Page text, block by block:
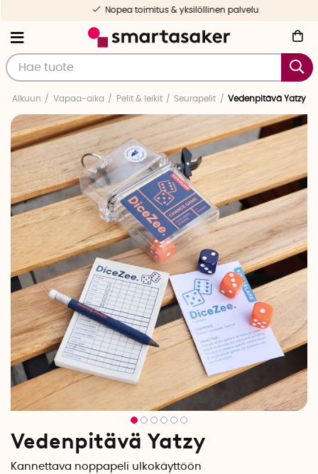
Nopea toimitus & yksilöllinen palvelu
Alkuun Vapaa-aika Pelit & leikit Seurapelit Vedenpitävä Yatzy
Vedenpitävä Yatzy
Kannettava noppapeli ulkokäyttöön